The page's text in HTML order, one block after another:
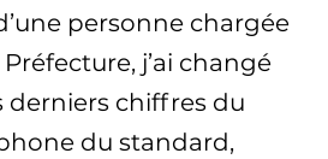
personne chargée
Préfecture, j’ai changé
derniers chiffres du
du standard,